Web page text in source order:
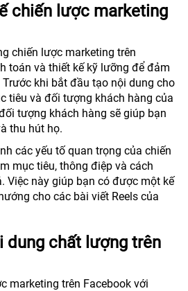
chiến lược marketing
chiến lược marketing trên
toán và thiết kế kỹ lưỡng để đảm
khi bắt đầu tạo nội dung cho
tiêu và đối tượng khách hàng của
tượng khách hàng sẽ giúp bạn
thu hút họ.
các yếu tố quan trọng của chiến
mục tiêu, thông điệp và cách
Việc này giúp bạn có được một kế
cho các bài viết Reels của
dung chất lượng trên
marketing trên Facebook với